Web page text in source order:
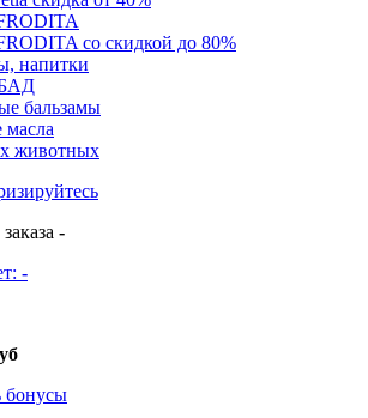
со скидкой до 80%
напитки
бальзамы
масла
животных
-
-
бонусы